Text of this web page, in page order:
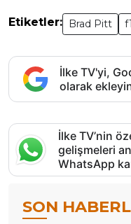
Etiketler: Brad Pitt
İlke TV'yi,
olarak
İlke TV’nin
gelişmeleri
WhatsApp
SON